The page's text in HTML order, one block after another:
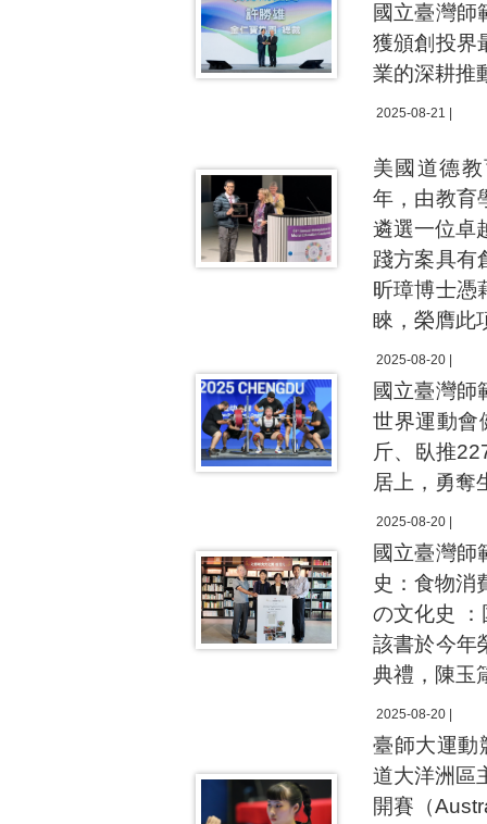
國立臺灣師
獲頒創投界
業的深耕推
2025-08-21 |
美國道德
年，由教育
遴選一位卓
踐方案具有
昕璋博士憑
睞，榮膺此
2025-08-20 |
國立臺灣師
世界運動會
斤、臥推
居上，勇奪
2025-08-20 |
國立臺灣師
史：食物消
の文化史
該書於今年
典禮，陳玉
2025-08-20 |
臺師大運動
道大洋洲區
開賽（